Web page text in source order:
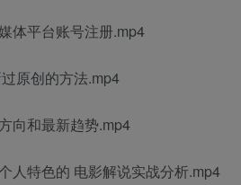
体平台账号注册.mp4
原创的方法.mp4
向和最新趋势.mp4
人特色的 电影解说实战分析.mp4